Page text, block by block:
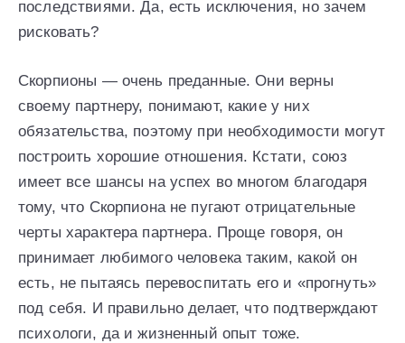
последствиями. Да, есть исключения, но зачем
рисковать?
Скорпионы — очень преданные. Они верны
своему партнеру, понимают, какие у них
обязательства, поэтому при необходимости могут
построить хорошие отношения. Кстати, союз
имеет все шансы на успех во многом благодаря
тому, что Скорпиона не пугают отрицательные
черты характера партнера. Проще говоря, он
принимает любимого человека таким, какой он
есть, не пытаясь перевоспитать его и «прогнуть»
под себя. И правильно делает, что подтверждают
психологи, да и жизненный опыт тоже.